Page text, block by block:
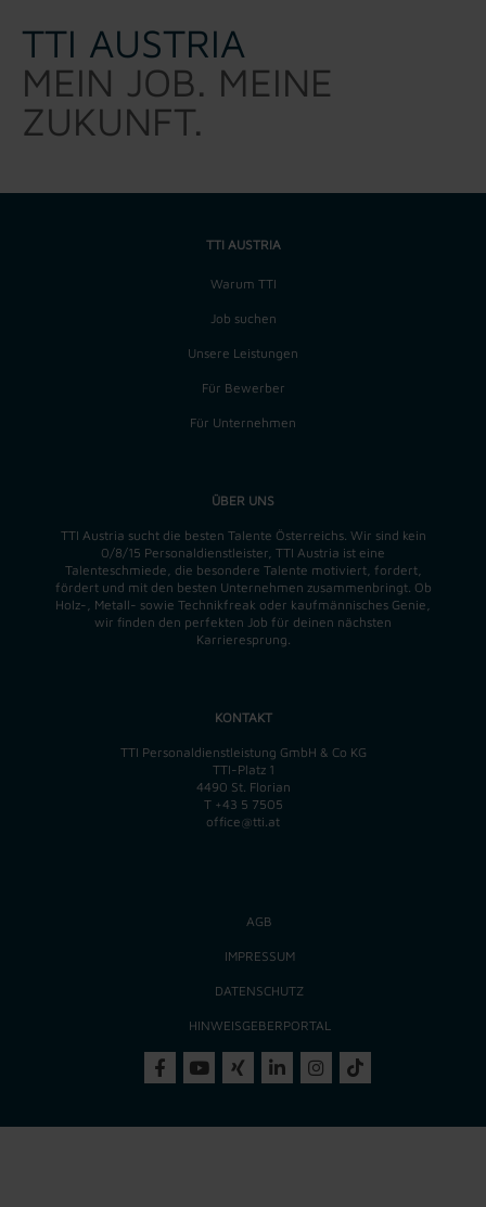
TTI AUSTRIA
MEIN JOB. MEINE
ZUKUNFT.
TTI AUSTRIA
Warum TTI
Job suchen
Unsere Leistungen
Für Bewerber
Für Unternehmen
ÜBER UNS
TTI Austria sucht die besten Talente Österreichs. Wir sind kein
0/8/15 Personaldienstleister, TTI Austria ist eine
Talenteschmiede, die besondere Talente motiviert, fordert,
fördert und mit den besten Unternehmen zusammenbringt. Ob
Holz-, Metall- sowie Technikfreak oder kaufmännisches Genie,
wir finden den perfekten Job für deinen nächsten
Karrieresprung.
KONTAKT
TTI Personaldienstleistung GmbH & Co KG
TTI-Platz 1
4490 St. Florian
T +43 5 7505
office@tti.at
AGB
IMPRESSUM
DATENSCHUTZ
HINWEISGEBERPORTAL